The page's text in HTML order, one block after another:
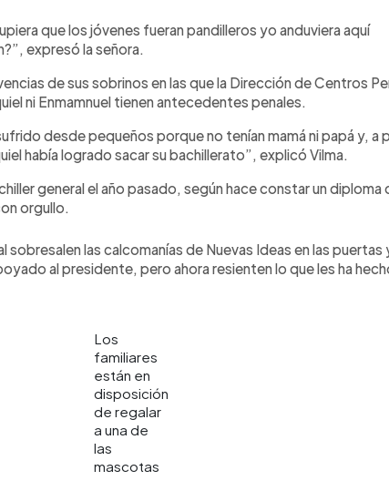
que los jóvenes fueran pandilleros yo anduviera aquí
expresó la señora.
de sus sobrinos en las que la Dirección de Centros
ni Enmamnuel tienen antecedentes penales.
desde pequeños porque no tenían mamá ni papá y, a
había logrado sacar su bachillerato”, explicó Vilma.
general el año pasado, según hace constar un diploma
orgullo.
sobresalen las calcomanías de Nuevas Ideas en las puertas
al presidente, pero ahora resienten lo que les ha
Los
familiares
están en
disposición
de regalar
a una de
las
mascotas